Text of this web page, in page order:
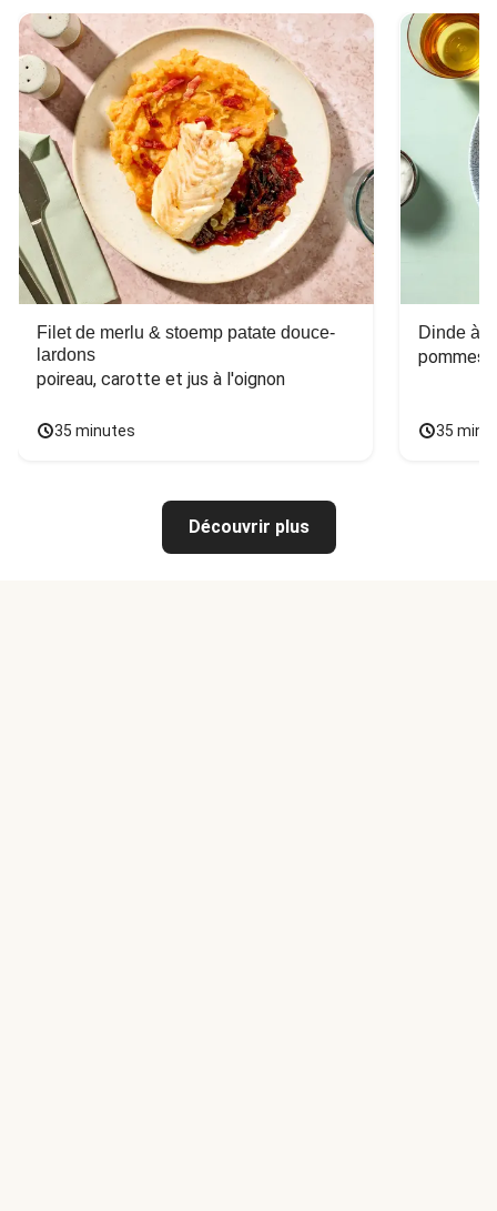
Filet de merlu & stoemp patate douce-
lardons
poireau, carotte et jus à l'oignon
35 minutes
Dinde à
pommes
35
Découvrir plus